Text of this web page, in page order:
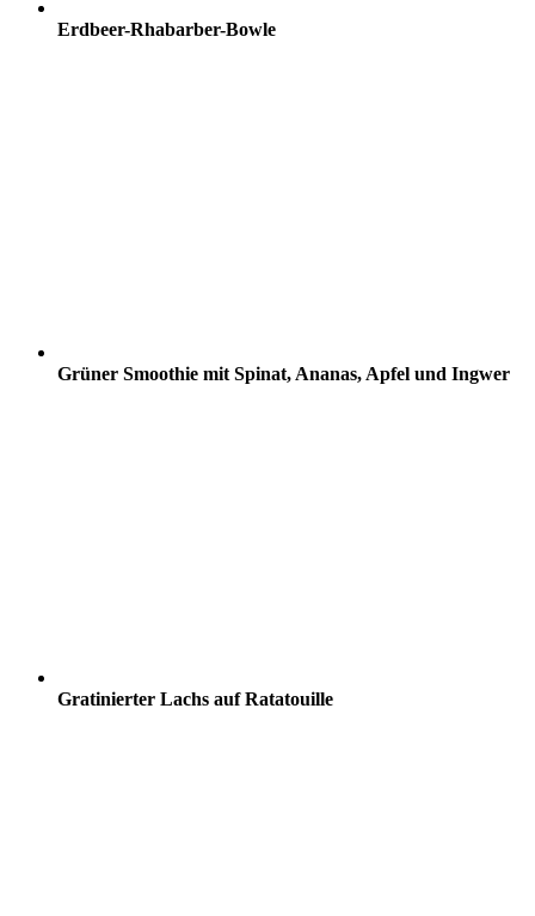
Erdbeer-Rhabarber-Bowle
Grüner Smoothie mit Spinat, Ananas, Apfel und Ingwer
Gratinierter Lachs auf Ratatouille